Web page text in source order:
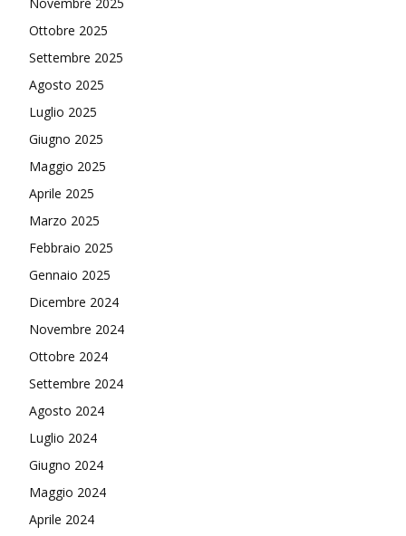
Ottobre 2025
Settembre 2025
Agosto 2025
Luglio 2025
Giugno 2025
Maggio 2025
Aprile 2025
Marzo 2025
Febbraio 2025
Gennaio 2025
Dicembre 2024
Novembre 2024
Ottobre 2024
Settembre 2024
Agosto 2024
Luglio 2024
Giugno 2024
Maggio 2024
Aprile 2024